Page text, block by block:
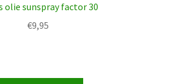
olie sunspray factor 30
€9,95